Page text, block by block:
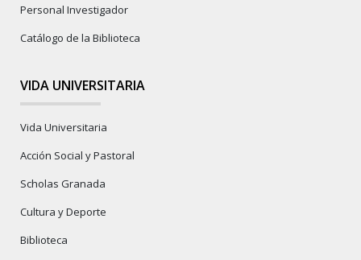
Personal Investigador
Catálogo de la Biblioteca
VIDA UNIVERSITARIA
Vida Universitaria
Acción Social y Pastoral
Scholas Granada
Cultura y Deporte
Biblioteca